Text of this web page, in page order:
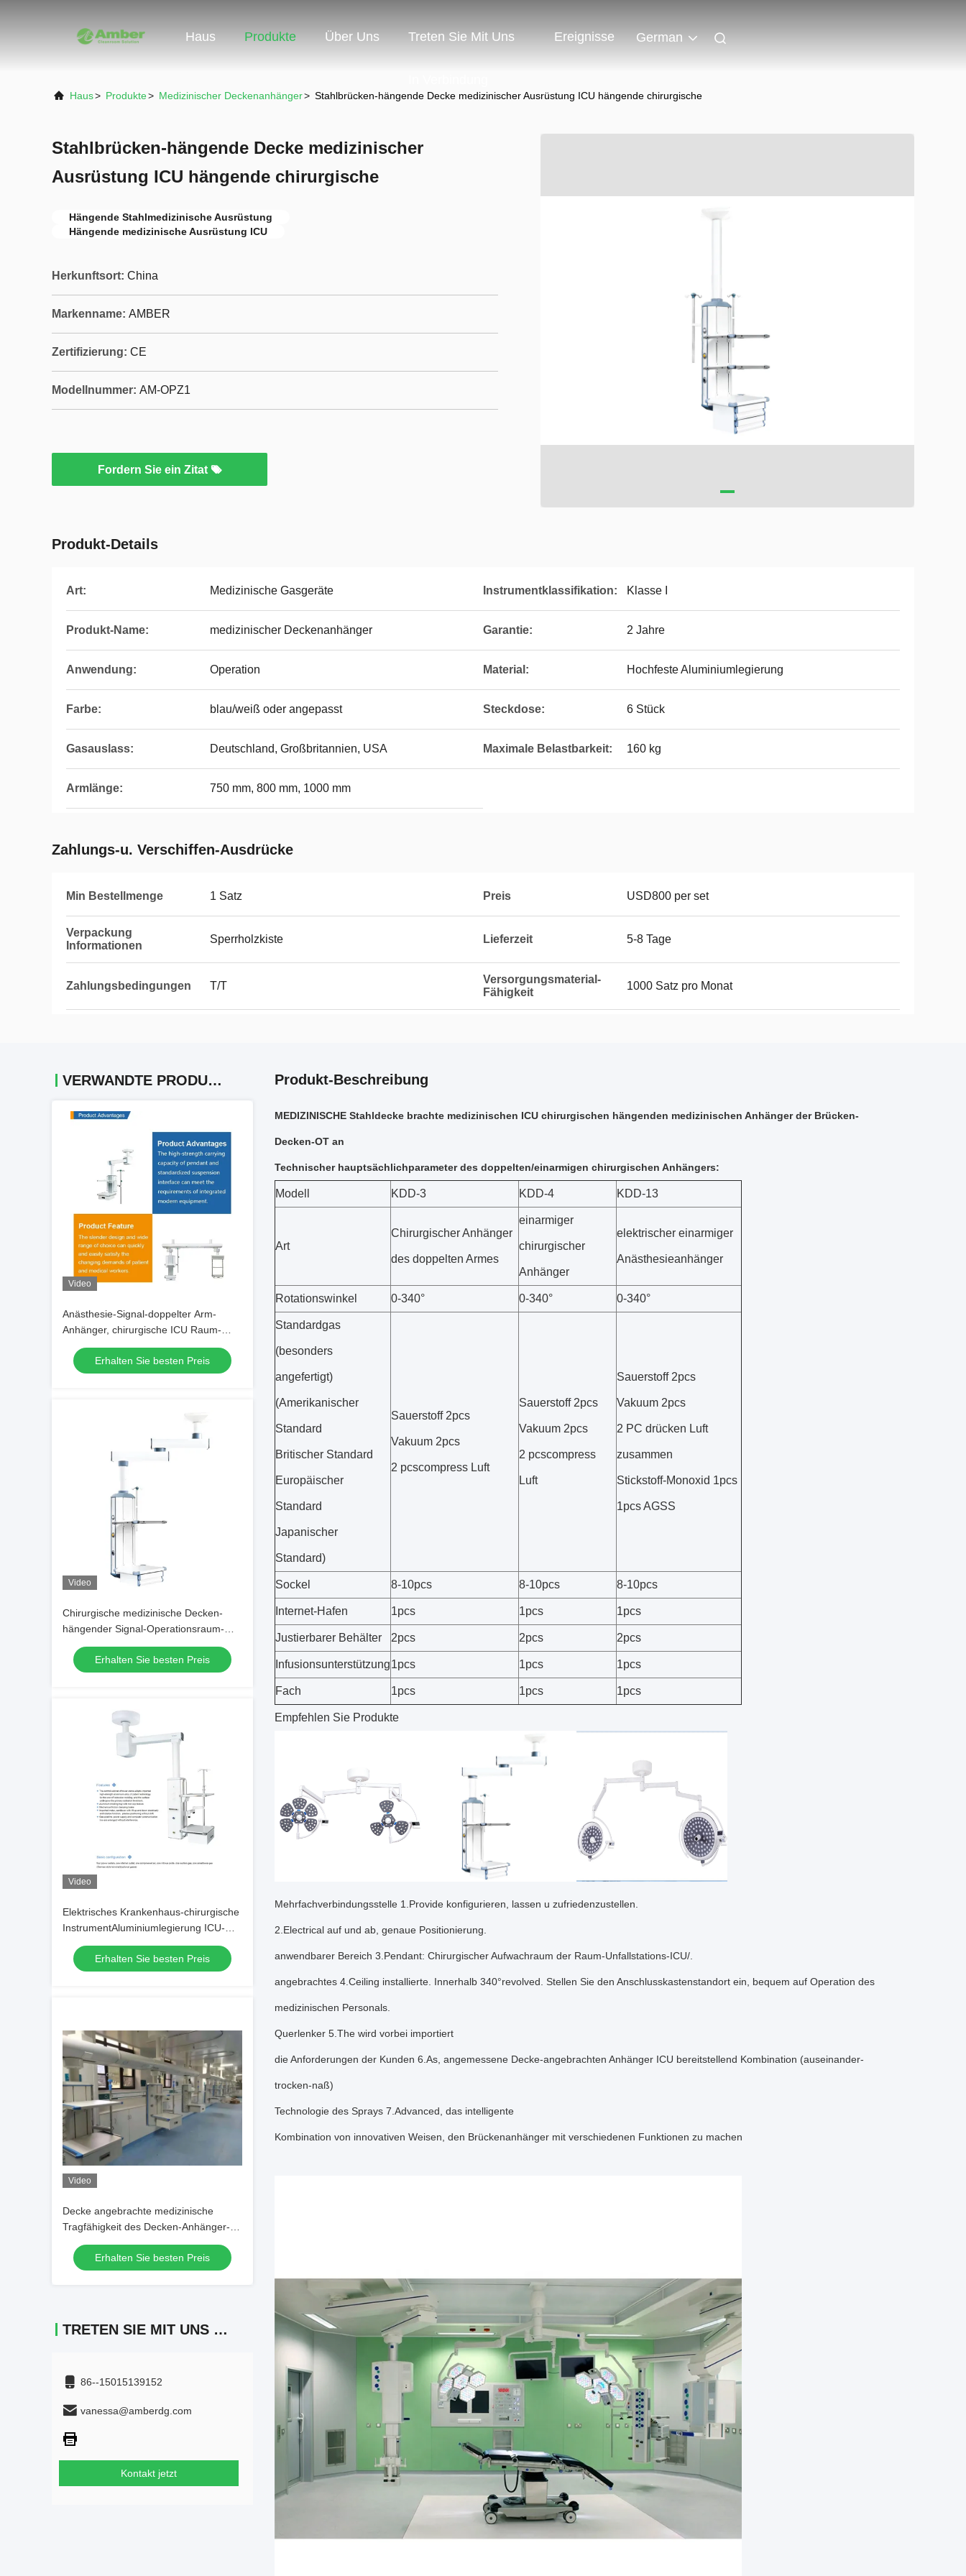
Haus Produkte Über Uns Treten Sie Mit Uns Ereignisse German
Haus> Produkte> Medizinischer Deckenanhänger> Stahlbrücken-hängende Decke medizinischer Ausrüstung ICU hängende chirurgische
Stahlbrücken-hängende Decke medizinischer
Ausrüstung ICU hängende chirurgische
Hängende Stahlmedizinische Ausrüstung
Hängende medizinische Ausrüstung ICU
Herkunftsort: China
Markenname: AMBER
Zertifizierung: CE
Modellnummer: AM-OPZ1
Fordern Sie ein Zitat
Produkt-Details
Art: Medizinische Gasgeräte Instrumentklassifikation: Klasse I
Produkt-Name: medizinischer Deckenanhänger Garantie: 2 Jahre
Anwendung: Operation Material: Hochfeste Aluminiumlegierung
Farbe: blau/weiß oder angepasst Steckdose: 6 Stück
Gasauslass: Deutschland, Großbritannien, USA Maximale Belastbarkeit: 160 kg
Armlänge: 750 mm, 800 mm, 1000 mm
Zahlungs-u. Verschiffen-Ausdrücke
Min Bestellmenge 1 Satz Preis USD800 per set
Verpackung
Informationen
Sperrholzkiste Lieferzeit 5-8 Tage
Zahlungsbedingungen T/T
Versorgungsmaterial-
Fähigkeit
1000 Satz pro Monat
VERWANDTE PRODUKTE
Video
Anästhesie-Signal-doppelter Arm-
Anhänger, chirurgische ICU Raum-
Einheit des Krankenhaus-
Erhalten Sie besten Preis
Video
Chirurgische medizinische Decken-
hängender Signal-Operationsraum-
Anhänger ICU
Erhalten Sie besten Preis
Video
Elektrisches Krankenhaus-chirurgische
InstrumentAluminiumlegierung ICU-
Decken-Anhänger
Erhalten Sie besten Preis
Video
Decke angebrachte medizinische
Tragfähigkeit des Decken-Anhänger-
750mm des Arm-160kg
Erhalten Sie besten Preis
TRETEN SIE MIT UNS IN VERBINDUNG
86--15015139152
vanessa@amberdg.com
Kontakt jetzt
Produkt-Beschreibung
MEDIZINISCHE Stahldecke brachte medizinischen ICU chirurgischen hängenden medizinischen Anhänger der Brücken-
Decken-OT an
Technischer hauptsächlichparameter des doppelten/einarmigen chirurgischen Anhängers:
Modell KDD-3 KDD-4 KDD-13
Art
Chirurgischer Anhänger
des doppelten Armes
einarmiger
chirurgischer
Anhänger
elektrischer einarmiger
Anästhesieanhänger
Rotationswinkel 0-340° 0-340° 0-340°
Standardgas
(besonders
angefertigt)
(Amerikanischer
Standard
Britischer Standard
Europäischer
Standard
Japanischer
Standard)
Sauerstoff 2pcs
Vakuum 2pcs
2 pcscompress Luft
Sauerstoff 2pcs
Vakuum 2pcs
2 pcscompress
Luft
Sauerstoff 2pcs
Vakuum 2pcs
2 PC drücken Luft
zusammen
Stickstoff-Monoxid 1pcs
1pcs AGSS
Sockel 8-10pcs 8-10pcs 8-10pcs
Internet-Hafen 1pcs 1pcs 1pcs
Justierbarer Behälter 2pcs 2pcs 2pcs
Infusionsunterstützung1pcs 1pcs 1pcs
Fach 1pcs 1pcs 1pcs
Empfehlen Sie Produkte
Mehrfachverbindungsstelle 1.Provide konfigurieren, lassen u zufriedenzustellen.
2.Electrical auf und ab, genaue Positionierung.
anwendbarer Bereich 3.Pendant: Chirurgischer Aufwachraum der Raum-Unfallstations-ICU/.
angebrachtes 4.Ceiling installierte. Innerhalb 340°revolved. Stellen Sie den Anschlusskastenstandort ein, bequem auf Operation des
medizinischen Personals.
Querlenker 5.The wird vorbei importiert
die Anforderungen der Kunden 6.As, angemessene Decke-angebrachten Anhänger ICU bereitstellend Kombination (auseinander-
trocken-naß)
Technologie des Sprays 7.Advanced, das intelligente
Kombination von innovativen Weisen, den Brückenanhänger mit verschiedenen Funktionen zu machen